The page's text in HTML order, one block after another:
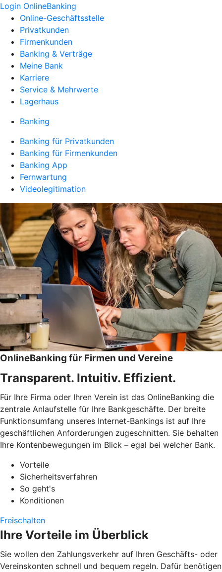
Login OnlineBanking
Online-Geschäftsstelle
Privatkunden
Firmenkunden
Banking & Verträge
Meine Bank
Karriere
Service & Mehrwerte
Lagerhaus
Banking
Banking für Privatkunden
Banking für Firmenkunden
Banking App
Fernwartung
Videolegitimation
OnlineBanking für Firmen und Vereine
Transparent. Intuitiv. Effizient.
Für Ihre Firma oder Ihren Verein ist das OnlineBanking die
zentrale Anlaufstelle für Ihre Bankgeschäfte. Der breite
Funktionsumfang unseres Internet-Bankings ist auf Ihre
geschäftlichen Anforderungen zugeschnitten. Sie behalten
Ihre Kontenbewegungen im Blick – egal bei welcher Bank.
Vorteile
Sicherheitsverfahren
So geht's
Konditionen
Freischalten
Ihre Vorteile im Überblick
Sie wollen den Zahlungsverkehr auf Ihren Geschäfts- oder
Vereinskonten schnell und bequem regeln. Dafür benötigen